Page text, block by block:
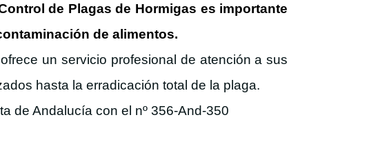
de Plagas de Hormigas es importante
de alimentos.
un servicio profesional de atención a sus
hasta la erradicación total de la plaga.
de Andalucía con el nº 356-And-350